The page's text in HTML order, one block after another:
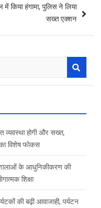
में किया हंगामा, पुलिस ने लिया
सख्त एक्शन
व्यवस्था होगी और सख्त,
विशेष फोकस
के आधुनिकीकरण की
शिक्षा
की बढ़ी आवाजाही, पर्यटन